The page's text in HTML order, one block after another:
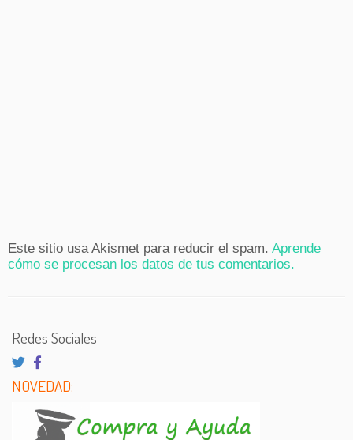
Este sitio usa Akismet para reducir el spam. Aprende
cómo se procesan los datos de tus comentarios.
Redes Sociales
NOVEDAD: